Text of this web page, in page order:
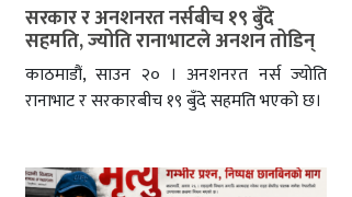
सरकार र अनशनरत नर्सबीच १९ बुँदे
सहमति, ज्योति रानाभाटले अनशन तोडिन्
काठमाडौं, साउन २० । अनशनरत नर्स ज्योति
रानाभाट र सरकारबीच १९ बुँदे सहमति भएको छ।